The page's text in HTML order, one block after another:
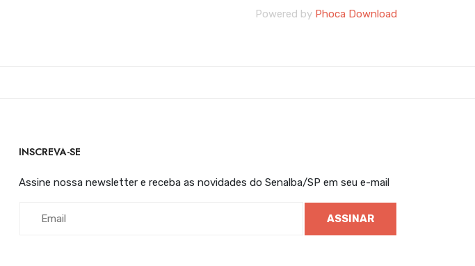
Powered by Phoca Download
INSCREVA-SE
Assine nossa newsletter e receba as novidades do Senalba/SP em seu e-mail
ASSINAR